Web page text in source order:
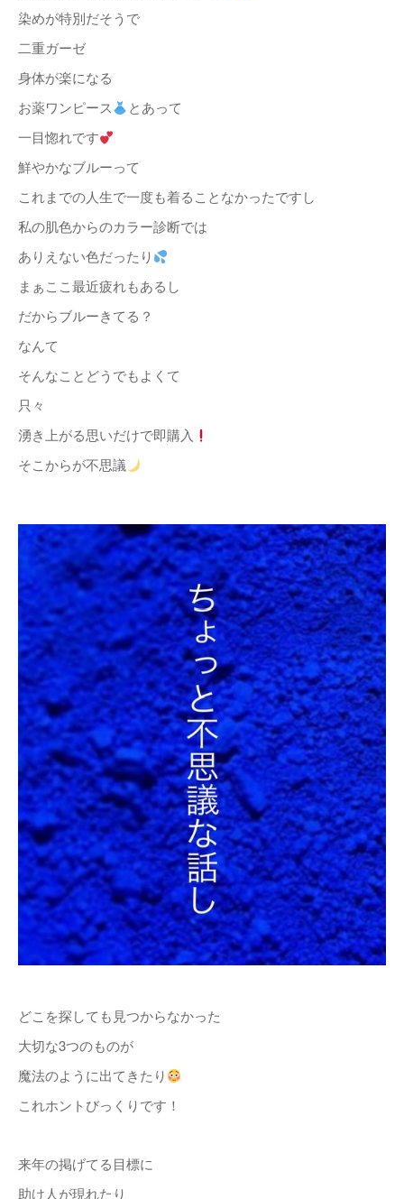
染めが特別だそうで
二重ガーゼ
身体が楽になる
お薬ワンピース
とあって
一目惚れです
鮮やかなブルーって
これまでの人生で一度も着ることなかったですし
私の肌色からのカラー診断では
ありえない色だったり
まぁここ最近疲れもあるし
だからブルーきてる？
なんて
そんなことどうでもよくて
只々
湧き上がる思いだけで即購入
そこからが不思議
どこを探しても見つからなかった
大切な3つのものが
魔法のように出てきたり
これホントびっくりです！
来年の掲げてる目標に
助け人が現れたり